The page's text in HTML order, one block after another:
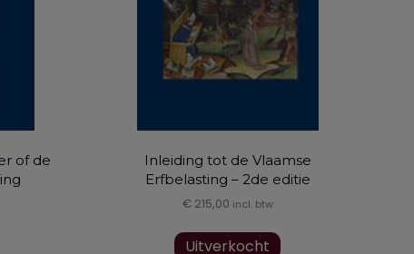
of de
Inleiding tot de Vlaamse
Erfbelasting – 2de editie
€215,00 incl. btw
Uitverkocht